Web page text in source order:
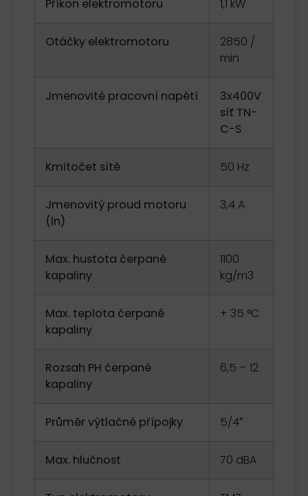
Příkon elektromotoru 1,1 kW
Otáčky elektromotoru
2850 /
min
Jmenovité pracovní napětí
3x400V
síť TN-
C-S
Kmitočet sítě 50 Hz
Jmenovitý proud motoru
(ln)
3,4 A
Max. hustota čerpané
kapaliny
1100
kg/m3
Max. teplota čerpané
kapaliny
+ 35 °C
Rozsah PH čerpané
kapaliny
6,5 – 12
Průměr výtlačné přípojky 5/4″
Max. hlučnost 70 dBA